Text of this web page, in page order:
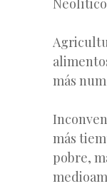
más
más
pobre,